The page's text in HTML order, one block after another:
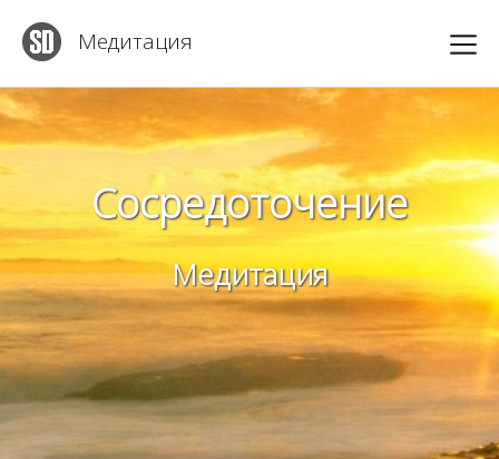
Медитация
Сосредоточение
Медитация